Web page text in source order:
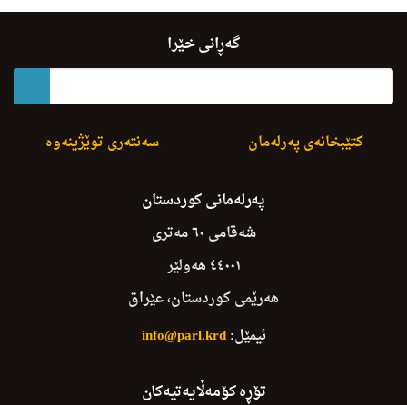
لێژنه‌ هه‌میشه‌ییه‌کانی خولى چواره‌م
لیژنه‌ى په‌روه‌رده‌وخوێندنى باڵاوتوێژینه‌وه‌ى زانستى
گەڕانی خێرا
سەنتەری توێژینەوە کتێبخانەی پەرلەمان
پەرلەمانی کوردستان
شەقامی ٦٠ مەتری
٤٤٠٠١ هەولێر
هەرێمی کوردستان، عێراق
ئیمێل:info@parl.krd
تۆڕە کۆمەڵایەتیەکان